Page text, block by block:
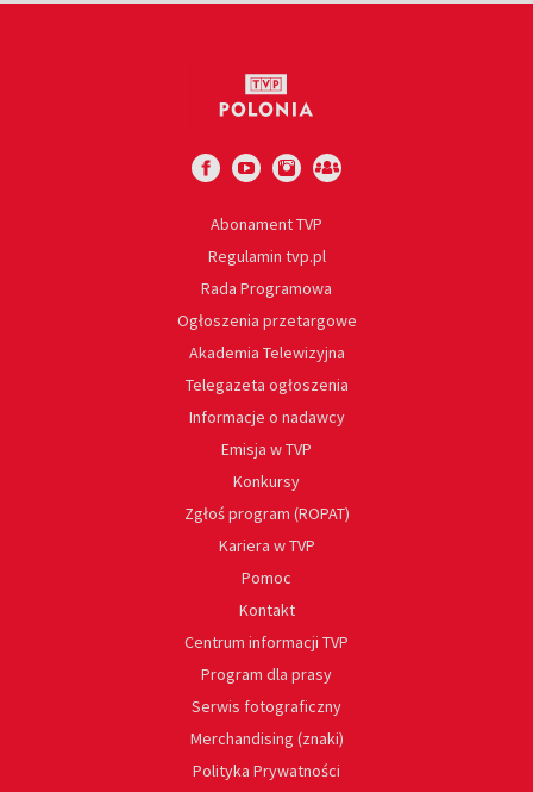
Abonament TVP
Regulamin tvp.pl
Rada Programowa
Ogłoszenia przetargowe
Akademia Telewizyjna
Telegazeta ogłoszenia
Informacje o nadawcy
Emisja w TVP
Konkursy
Zgłoś program (ROPAT)
Kariera w TVP
Pomoc
Kontakt
Centrum informacji TVP
Program dla prasy
Serwis fotograficzny
Merchandising (znaki)
Polityka Prywatności